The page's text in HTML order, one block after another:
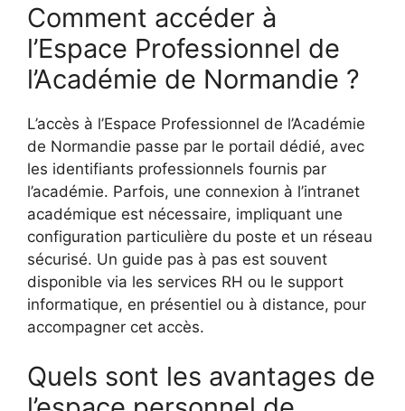
Comment accéder à
l’Espace Professionnel de
l’Académie de Normandie ?
L’accès à l’Espace Professionnel de l’Académie
de Normandie passe par le portail dédié, avec
les identifiants professionnels fournis par
l’académie. Parfois, une connexion à l’intranet
académique est nécessaire, impliquant une
configuration particulière du poste et un réseau
sécurisé. Un guide pas à pas est souvent
disponible via les services RH ou le support
informatique, en présentiel ou à distance, pour
accompagner cet accès.
Quels sont les avantages de